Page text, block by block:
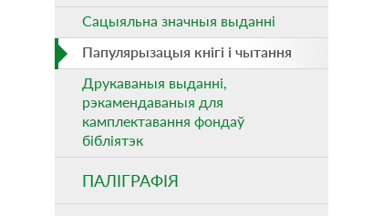
Сацыяльна значныя выданнi
Папулярызацыя кнiгi i чытання
Друкаваныя выданні,
рэкамендаваныя для
камплектавання фондаў
бібліятэк
ПАЛІГРАФІЯ